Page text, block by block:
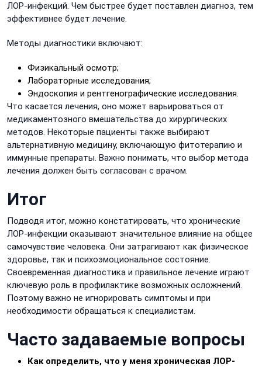
ЛОР-инфекций. Чем быстрее будет поставлен диагноз, тем
эффективнее будет лечение.
Методы диагностики включают:
Физикальный осмотр;
Лабораторные исследования;
Эндоскопия и рентгенографические исследования.
Что касается лечения, оно может варьироваться от
медикаментозного вмешательства до хирургических
методов. Некоторые пациенты также выбирают
альтернативную медицину, включающую фитотерапию и
иммунные препараты. Важно понимать, что выбор метода
лечения должен быть согласован с врачом.
Итог
Подводя итог, можно констатировать, что хронические
ЛОР-инфекции оказывают значительное влияние на общее
самочувствие человека. Они затрагивают как физическое
здоровье, так и психоэмоциональное состояние.
Своевременная диагностика и правильное лечение играют
ключевую роль в профилактике возможных осложнений.
Поэтому важно не игнорировать симптомы и при
необходимости обращаться к специалистам.
Часто задаваемые вопросы
Как определить, что у меня хроническая ЛОР-